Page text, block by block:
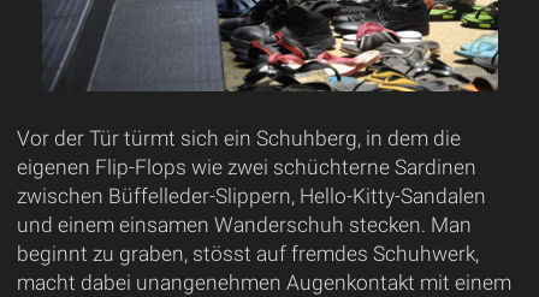
Vor der Tür türmt sich ein Schuhberg, in dem die
eigenen Flip-Flops wie zwei schüchterne Sardinen
zwischen Büffelleder-Slippern, Hello-Kitty-Sandalen
und einem einsamen Wanderschuh stecken. Man
beginnt zu graben, stösst auf fremdes Schuhwerk,
macht dabei unangenehmen Augenkontakt mit einem